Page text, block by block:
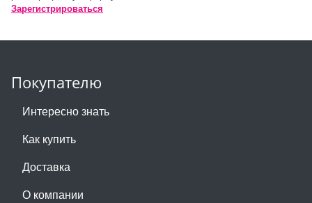
Зарегистрироваться
Покупателю
Интересно знать
Как купить
Доставка
О компании